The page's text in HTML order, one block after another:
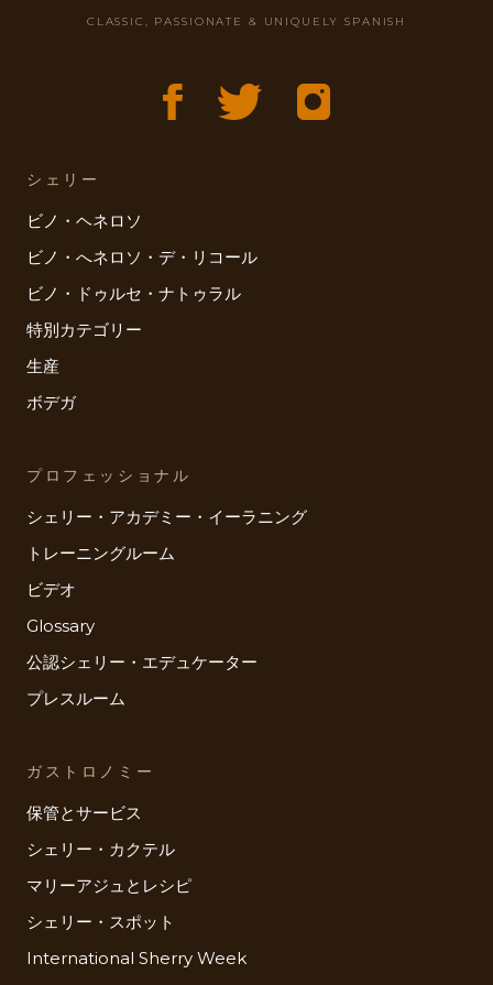
CLASSIC, PASSIONATE & UNIQUELY SPANISH
シェリー
ビノ・ヘネロソ
ビノ・へネロソ・デ・リコール
ビノ・ドゥルセ・ナトゥラル
特別カテゴリー
生産
ボデガ
プロフェッショナル
シェリー・アカデミー・イーラニング
トレーニングルーム
ビデオ
Glossary
公認シェリー・エデュケーター
プレスルーム
ガストロノミー
保管とサービス
シェリー・カクテル
マリーアジュとレシピ
シェリー・スポット
International Sherry Week